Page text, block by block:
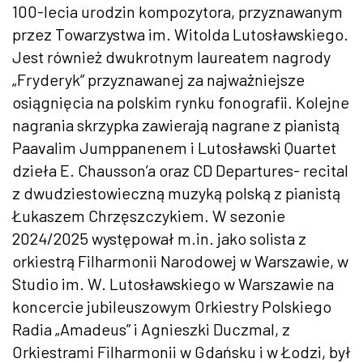
100-lecia urodzin kompozytora, przyznawanym
przez Towarzystwa im. Witolda Lutosławskiego.
Jest również dwukrotnym laureatem nagrody
„Fryderyk” przyznawanej za najważniejsze
osiągnięcia na polskim rynku fonografii. Kolejne
nagrania skrzypka zawierają nagrane z pianistą
Paavalim Jumppanenem i Lutosławski Quartet
dzieła E. Chausson’a oraz CD Departures- recital
z dwudziestowieczną muzyką polską z pianistą
Łukaszem Chrzęszczykiem. W sezonie
2024/2025 występował m.in. jako solista z
orkiestrą Filharmonii Narodowej w Warszawie, w
Studio im. W. Lutosławskiego w Warszawie na
koncercie jubileuszowym Orkiestry Polskiego
Radia „Amadeus” i Agnieszki Duczmal, z
Orkiestrami Filharmonii w Gdańsku i w Łodzi, był